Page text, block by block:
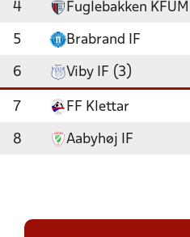
4 Fuglebakken
5 Brabrand IF
6 Viby IF (3)
7 FF Klettar
8 Aabyhøj IF